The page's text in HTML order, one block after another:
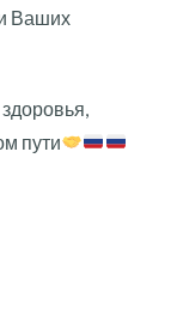
Ваших
пути